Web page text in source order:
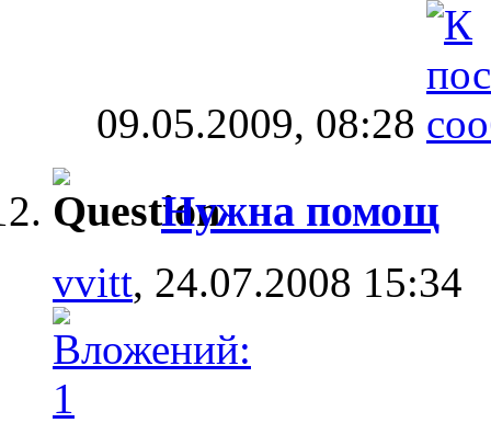
09.05.2009, 08:28
Нужна помощ
vvitt, 24.07.2008 15:34